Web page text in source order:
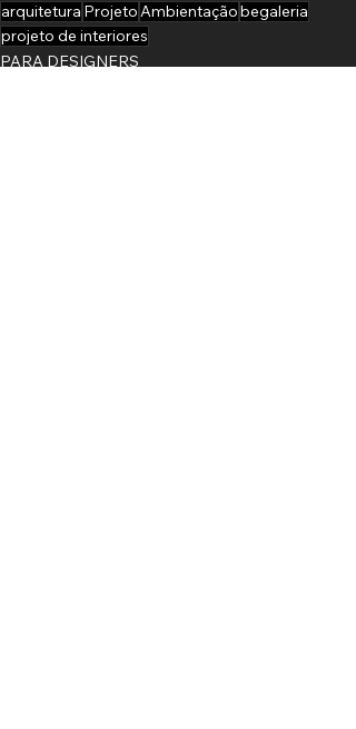
arquitetura ProjetoAmbientaçãobegaleria
projeto de interiores
PARA DESIGNERS